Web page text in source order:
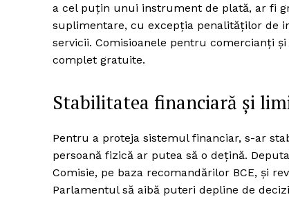
a cel puțin unui instrument de plată, ar fi
suplimentare, cu excepția penalităților de
servicii. Comisioanele pentru comercianți
complet gratuite.
Stabilitatea financiară și
Pentru a proteja sistemul financiar, s-ar
persoană fizică ar putea să o dețină.
Comisie, pe baza recomandărilor BCE, și
Parlamentul să aibă puteri depline de